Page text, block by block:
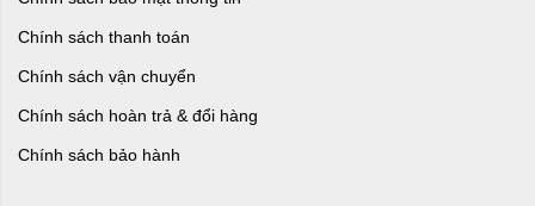
Chính sách thanh toán
Chính sách vận chuyển
Chính sách hoàn trả & đổi hàng
Chính sách bảo hành